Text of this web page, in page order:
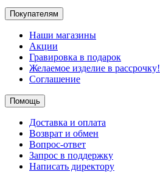
Покупателям
Наши магазины
Акции
Гравировка в подарок
Желаемое изделие в рассрочку!
Соглашение
Помощь
Доставка и оплата
Возврат и обмен
Вопрос-ответ
Запрос в поддержку
Написать директору